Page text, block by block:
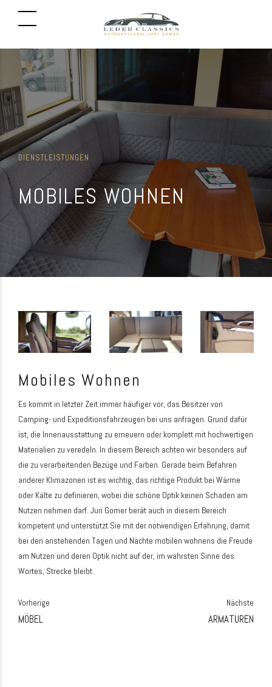
DIENSTLEISTUNGEN
MOBILES WOHNEN
Mobiles Wohnen
Es kommt in letzter Zeit immer häufiger vor, das Besitzer von
Camping- und Expeditionsfahrzeugen bei uns anfragen. Grund dafür
ist, die Innenausstattung zu erneuern oder komplett mit hochwertigen
Materialien zu veredeln. In diesem Bereich achten wir besonders auf
die zu verarbeitenden Bezüge und Farben. Gerade beim Befahren
anderer Klimazonen ist es wichtig, das richtige Produkt bei Wärme
oder Kälte zu definieren, wobei die schöne Optik keinen Schaden am
Nutzen nehmen darf. Juri Gomer berät auch in diesem Bereich
kompetent und unterstützt Sie mit der notwendigen Erfahrung, damit
bei den anstehenden Tagen und Nächte mobilen wohnens die Freude
am Nutzen und deren Optik nicht auf der, im wahrsten Sinne des
Wortes, Strecke bleibt.
Vorherige
MÖBEL
Nächste
ARMATUREN